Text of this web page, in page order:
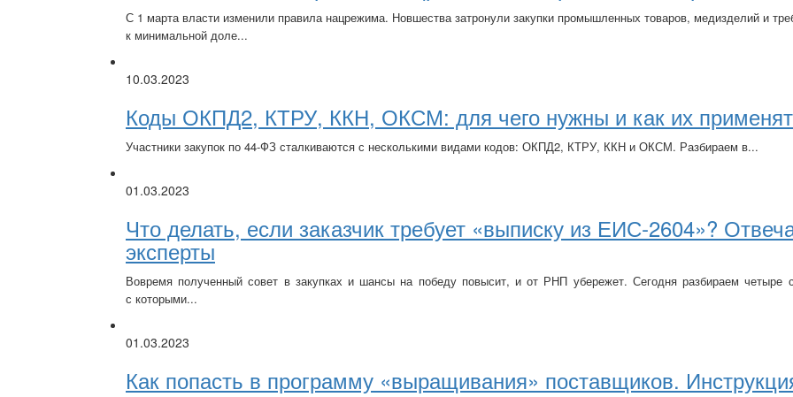
С 1 марта власти изменили правила нацрежима. Новшества затронули закупки промышленных товаров, медизделий и
к минимальной доле...
10.03.2023
Коды ОКПД2, КТРУ, ККН, ОКСМ: для чего нужны и как их
Участники закупок по 44-ФЗ сталкиваются с несколькими видами кодов: ОКПД2, КТРУ, ККН и ОКСМ. Разбираем в...
01.03.2023
Что делать, если заказчик требует «выписку из ЕИС‑2604»?
эксперты
Вовремя полученный совет в закупках и шансы на победу повысит, и от РНП убережет. Сегодня разбираем четыре
с которыми...
01.03.2023
Как попасть в программу «выращивания» поставщиков.